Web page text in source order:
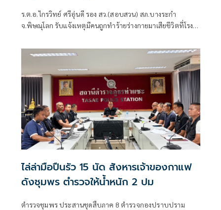
ร.ต.อ.ไกรวิทย์ ศรีอุ่นดี รอง สว.(สอบสวน) สภ.บางระกำ
จ.พิษณุโลก รับแจ้งเหตุมีคนถูกทำร้ายร่างกายมาเสียชีวิตที่โรง
บ้านบึงน้อย ต.บ่อทอง อ.บางระกำ จึงรายงานผู้บังคับบัญชา
ก่อนนำกำลังตำรวจชุดสืบสวนพร้อมประสานตำรวจวิทยาการ
ศูนย์พิสูจน์หลักฐาน 6 ลงพื้นที่ตรวจสอบร่วมกับเจ้าหน้าที่ฝ่าย
ปกครอง
ไล่ล่ามือปืนรัว 15 นัด สังหารเจ้าของกาแฟ
ดังชุมพร ตำรวจให้น้ำหนัก 2 ปม
ตำรวจชุมพร ประสานชุดสืบภาค 8 ตำรวจกองปราบปราม